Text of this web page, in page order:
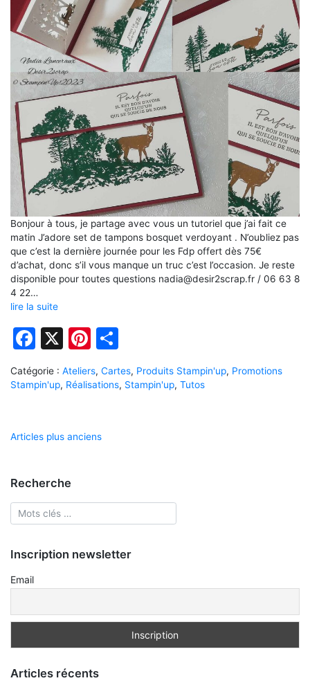
Bonjour à tous, je partage avec vous un tutoriel que j’ai fait ce
matin J’adore set de tampons bosquet verdoyant . N’oubliez pas
que c’est la dernière journée pour les Fdp offert dès 75€
d’achat, donc s’il vous manque un truc c’est l’occasion. Je reste
disponible pour toutes questions nadia@desir2scrap.fr / 06 63 8
4 22…
lire la suite
Facebook
X Pinterest
Catégorie : Ateliers, Cartes, Produits Stampin'up, Promotions
Stampin'up, Réalisations, Stampin'up, Tutos
Navigation
articles
Articles plus anciens
Recherche
Inscription newsletter
Email
Articles récents